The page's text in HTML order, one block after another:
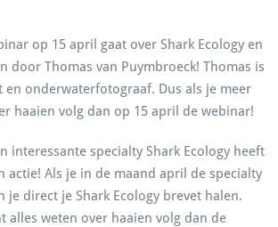
op 15 april gaat over Shark Ecology en
door Thomas van Puymbroeck! Thomas is
en onderwaterfotograaf. Dus als je meer
haaien volg dan op 15 april de webinar!
interessante specialty Shark Ecology heeft
actie! Als je in de maand april de specialty
je direct je Shark Ecology brevet halen.
alles weten over haaien volg dan de